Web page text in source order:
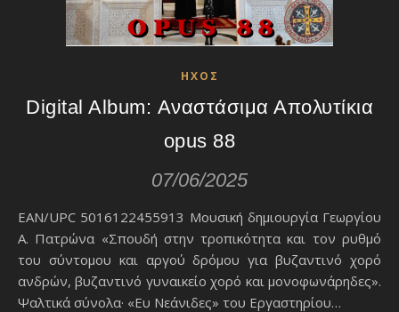
ΗΧΟΣ
Digital Album: Αναστάσιμα Απολυτίκια
opus 88
07/06/2025
EAN/UPC 5016122455913 Μουσική δημιουργία Γεωργίου
Α. Πατρώνα «Σπουδή στην τροπικότητα και τον ρυθμό
του σύντομου και αργού δρόμου για βυζαντινό χορό
ανδρών, βυζαντινό γυναικείο χορό και μονοφωνάρηδες».‍
Ψαλτικά σύνολα· «Ευ Νεάνιδες» του Εργαστηρίου…